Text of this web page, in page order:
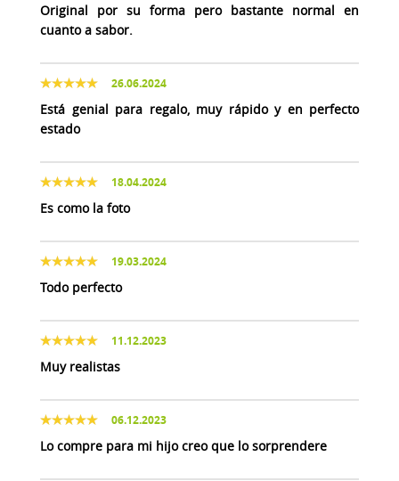
Original por su forma pero bastante normal en
cuanto a sabor.
26.06.2024
Está genial para regalo, muy rápido y en perfecto
estado
18.04.2024
Es como la foto
19.03.2024
Todo perfecto
11.12.2023
Muy realistas
06.12.2023
Lo compre para mi hijo creo que lo sorprendere